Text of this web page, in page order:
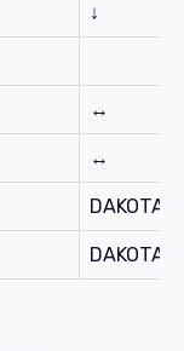
↓
↔
↔
DAKOTA
DAKOTA